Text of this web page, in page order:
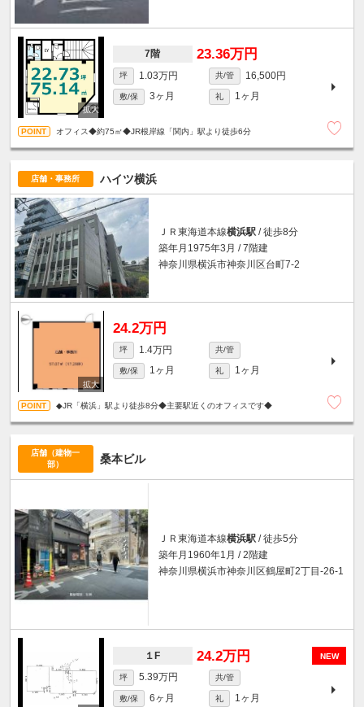
7階 23.36万円
坪 1.03万円 共/管 16,500円
敷/保 3ヶ月 礼 1ヶ月
オフィス◆約75㎡◆JR根岸線「関内」駅より徒歩6分
店舗・事務所 ハイツ横浜
ＪＲ東海道本線横浜駅 / 徒歩8分
築年月1975年3月 / 7階建
神奈川県横浜市神奈川区台町7-2
24.2万円
坪 1.4万円 共/管
敷/保 1ヶ月 礼 1ヶ月
◆JR「横浜」駅より徒歩8分◆主要駅近くのオフィスです◆
店舗（建物一
部）
桑本ビル
ＪＲ東海道本線横浜駅 / 徒歩5分
築年月1960年1月 / 2階建
神奈川県横浜市神奈川区鶴屋町2丁目-26-1
NEW
１F 24.2万円
坪 5.39万円 共/管
敷/保 6ヶ月 礼 1ヶ月